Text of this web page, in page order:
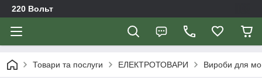
220 Вольт
Товари та послуги ЕЛЕКТРОТОВАРИ Вироби для